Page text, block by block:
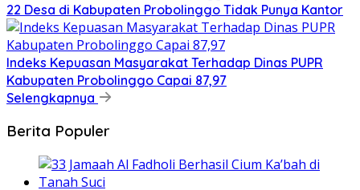
22 Desa di Kabupaten Probolinggo Tidak Punya Kantor
Indeks Kepuasan Masyarakat Terhadap Dinas PUPR
Kabupaten Probolinggo Capai 87,97
Selengkapnya
Berita Populer